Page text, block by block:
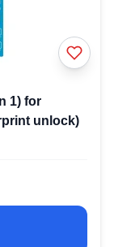
1) for
unlock)